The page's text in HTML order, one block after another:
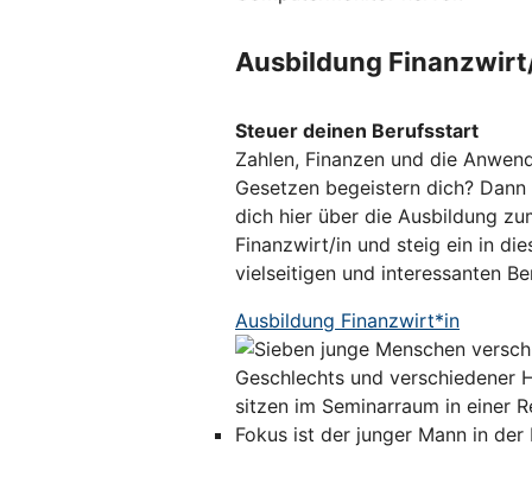
Ausbildung
Steuer deinen Berufsstart
Zahlen, Finanzen und die
Gesetzen begeistern dich?
dich hier über die Ausbildung
Finanzwirt/in und steig ein in
vielseitigen und interessanten
Ausbildung Finanzwirt*in